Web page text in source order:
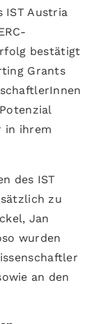
IST Austria
bestätigt
Grants
in ihrem
des IST
zu
Jan
wurden
an den